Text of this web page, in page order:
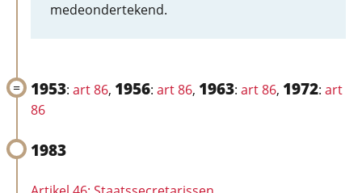
medeondertekend.
1953: art 86, 1956: art 86, 1963: art 86, 1972: art
86
1983